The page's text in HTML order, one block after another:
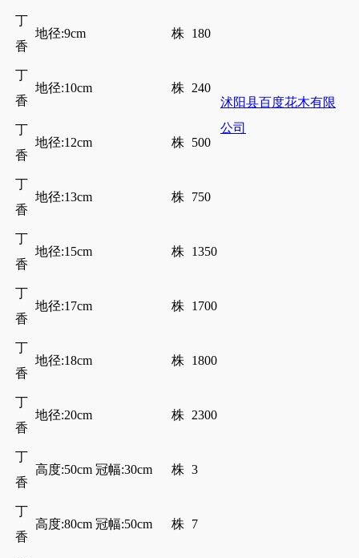
沭阳县百度花木有限
公司
丁
香
地径:9cm 株 180
丁
香
地径:10cm 株 240
丁
香
地径:12cm 株 500
丁
香
地径:13cm 株 750
丁
香
地径:15cm 株 1350
丁
香
地径:17cm 株 1700
丁
香
地径:18cm 株 1800
丁
香
地径:20cm 株 2300
丁
香
高度:50cm 冠幅:30cm 株 3
丁
香
高度:80cm 冠幅:50cm 株 7